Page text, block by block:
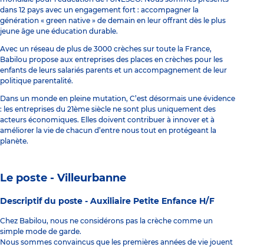
dans 12 pays avec un engagement fort : accompagner la
génération « green native » de demain en leur offrant dès le plus
jeune âge une éducation durable.
Avec un réseau de plus de 3000 crèches sur toute la France,
Babilou propose aux entreprises des places en crèches pour les
enfants de leurs salariés parents et un accompagnement de leur
politique parentalité.
Dans un monde en pleine mutation, C’est désormais une évidence
: les entreprises du 21ème siècle ne sont plus uniquement des
acteurs économiques. Elles doivent contribuer à innover et à
améliorer la vie de chacun d’entre nous tout en protégeant la
planète.
Le poste - Villeurbanne
Descriptif du poste - Auxiliaire Petite Enfance H/F
Chez Babilou, nous ne considérons pas la crèche comme un
simple mode de garde.
Nous sommes convaincus que les premières années de vie jouent